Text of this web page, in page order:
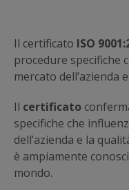
Il certificato ISO
procedure specifiche
mercato dell’azienda
Il certificato
specifiche che
dell’azienda e la
è ampiamente
mondo.